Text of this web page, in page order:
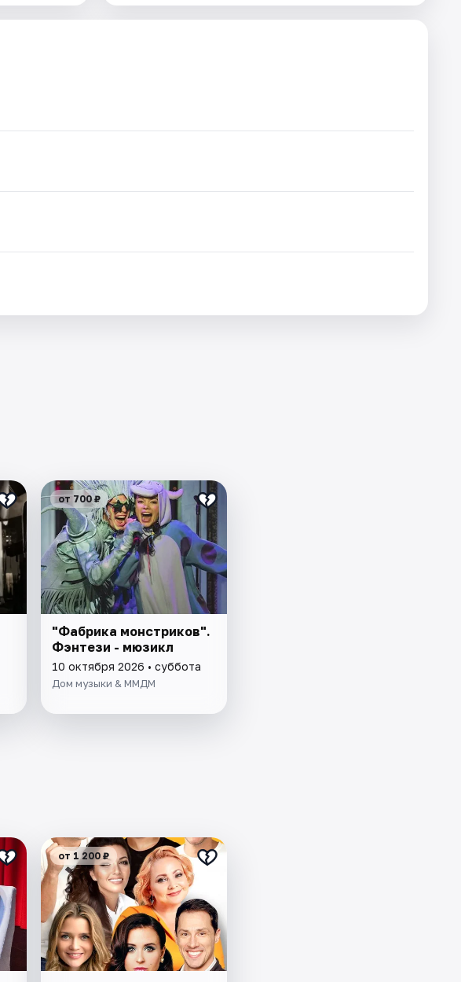
от 700 ₽
"Фабрика монстриков".
Фэнтези - мюзикл
10 октября 2026 • суббота
Дом музыки & ММДМ
от 1 200 ₽